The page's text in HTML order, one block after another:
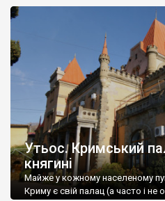
Утьос. Кримський
княгині
Майже у кожному населеному
Криму є свій палац (а часто і не